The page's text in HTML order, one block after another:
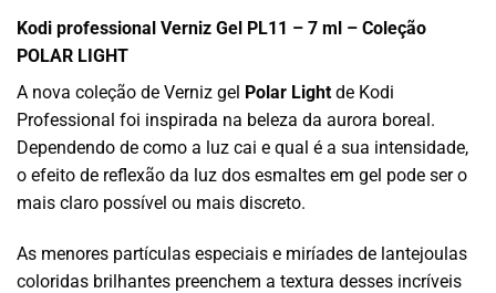
Kodi professional Verniz Gel PL11 – 7 ml – Coleção
POLAR LIGHT
A nova coleção de Verniz gel Polar Light de Kodi
Professional foi inspirada na beleza da aurora boreal.
Dependendo de como a luz cai e qual é a sua intensidade,
o efeito de reflexão da luz dos esmaltes em gel pode ser o
mais claro possível ou mais discreto.
As menores partículas especiais e miríades de lantejoulas
coloridas brilhantes preenchem a textura desses incríveis